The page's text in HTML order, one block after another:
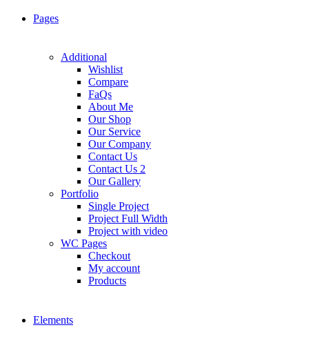
Pages
Additional
Wishlist
Compare
FaQs
About Me
Our Shop
Our Service
Our Company
Contact Us
Contact Us 2
Our Gallery
Portfolio
Single Project
Project Full Width
Project with video
WC Pages
Checkout
My account
Products
Elements